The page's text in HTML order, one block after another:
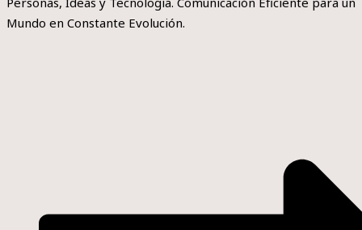
Mundo en Constante Evolución.